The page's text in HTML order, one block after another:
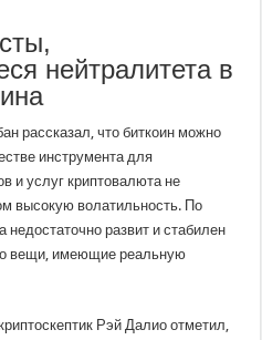
нейтралитета в
рассказал, что биткоин можно
инструмента для
и услуг криптовалюта не
высокую волатильность. По
недостаточно развит и стабилен
вещи, имеющие реальную
Рэй Далио отметил,